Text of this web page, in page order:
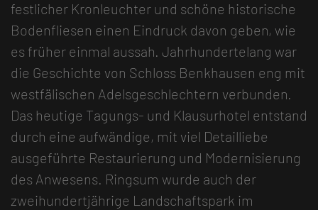
festlicher Kronleuchter und schöne historische
Bodenfliesen einen Eindruck davon geben, wie
es früher einmal aussah. Jahrhundertelang war
die Geschichte von Schloss Benkhausen eng mit
westfälischen Adelsgeschlechtern verbunden.
Das heutige Tagungs- und Klausurhotel entstand
durch eine aufwändige, mit viel Detailliebe
ausgeführte Restaurierung und Modernisierung
des Anwesens. Ringsum wurde auch der
zweihundertjährige Landschaftspark im